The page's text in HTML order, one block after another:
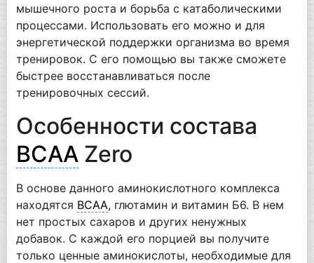
мышечного роста и борьба с катаболическими
процессами. Использовать его можно и для
энергетической поддержки организма во время
тренировок. С его помощью вы также сможете
быстрее восстанавливаться после
тренировочных сессий.
Особенности состава
BCAA Zero
В основе данного аминокислотного комплекса
находятся BCAA, глютамин и витамин Б6. В нем
нет простых сахаров и других ненужных
добавок. С каждой его порцией вы получите
только ценные аминокислоты, необходимые для